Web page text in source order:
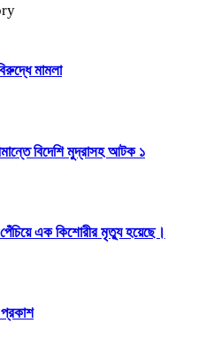
মামলা
বিদেশি মুদ্রাসহ আটক ১
পেঁচিয়ে এক কিশোরীর মৃত্যু হয়েছে।